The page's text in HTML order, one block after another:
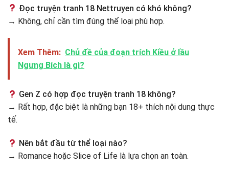
Đọc truyện tranh 18 Nettruyen có khó không?
→ Không, chỉ cần tìm đúng thể loại phù hợp.
Xem Thêm: Chủ đề của đoạn trích Kiều ở lầu
Ngưng Bích là gì?
Gen Z có hợp đọc truyện tranh 18 không?
→ Rất hợp, đặc biệt là những bạn 18+ thích nội dung thực
tế.
Nên bắt đầu từ thể loại nào?
→ Romance hoặc Slice of Life là lựa chọn an toàn.